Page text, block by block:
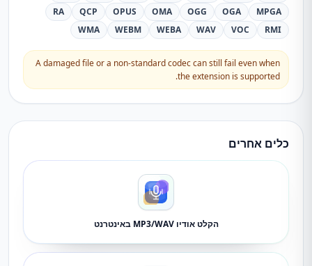
MPGA
OGA
OGG
OMA
OPUS
QCP
RA
RMI
VOC
WAV
WEBA
WEBM
WMA
A damaged file or a non-standard codec can still fail even when
the extension is supported.
כלים אחרים
הקלט אודיו MP3/WAV באינטרנט